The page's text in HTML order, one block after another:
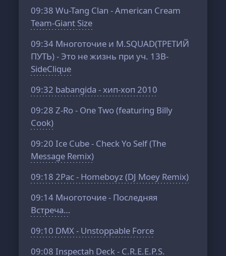
09:38 Wu-Tang Clan - American Cream
Team-Giant Size
09:34 Многоточие и M.SQUAD(ТРЕТИЙ
ПУТЬ) - Это не жизнь при уч. 13B-
SideClique
09:32 babangida - хип-хоп 2010
09:28 Z-Ro - One Two (featuring Billy
Cook)
09:20 Ice Cube - Check Yo Self (The
Message Remix)
09:18 2Pac - Homeboyz (DJ Moey Remix)
09:14 Многоточие - Последняя
Встреча…
09:10 DMX - Unstoppable Force
09:08 Inspectah Deck - C.R.E.E.P.S.